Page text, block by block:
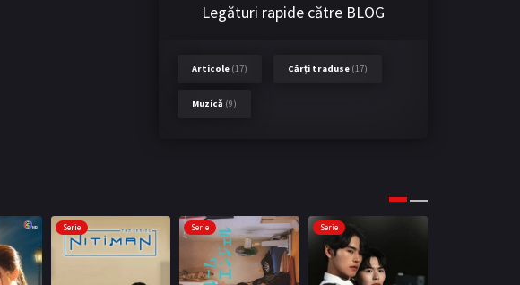
Legături rapide către BLOG
Articole (17) Cărți traduse (17)
Muzică (9)
Serie Serie Serie